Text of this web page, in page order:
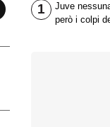
1
Juve
però i colpi